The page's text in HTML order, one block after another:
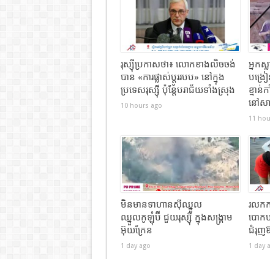
រុស្ស៊ីប្រកាសថា៖ លោកខាងលិចចង់
បាន «ការផ្លាស់ប្តូររបប» នៅក្នុង
ប្រទេសរុស្ស៊ី ប៉ុន្តែបរាជ័យទាំងស្រុង
10 hours ago
អ្នក
បង្រ
ខ្មាន់
នៅស
11
មិនមានទាហានស៊ីឈ្នួល
ឈ្នួលកូឡុំប៊ី ជួយរុស្ស៊ី ក្នុងសង្រ្គាម
អ៊ុយក្រែន
1 day ago
រលក
បោក
ជំរុញឱ្
1 day